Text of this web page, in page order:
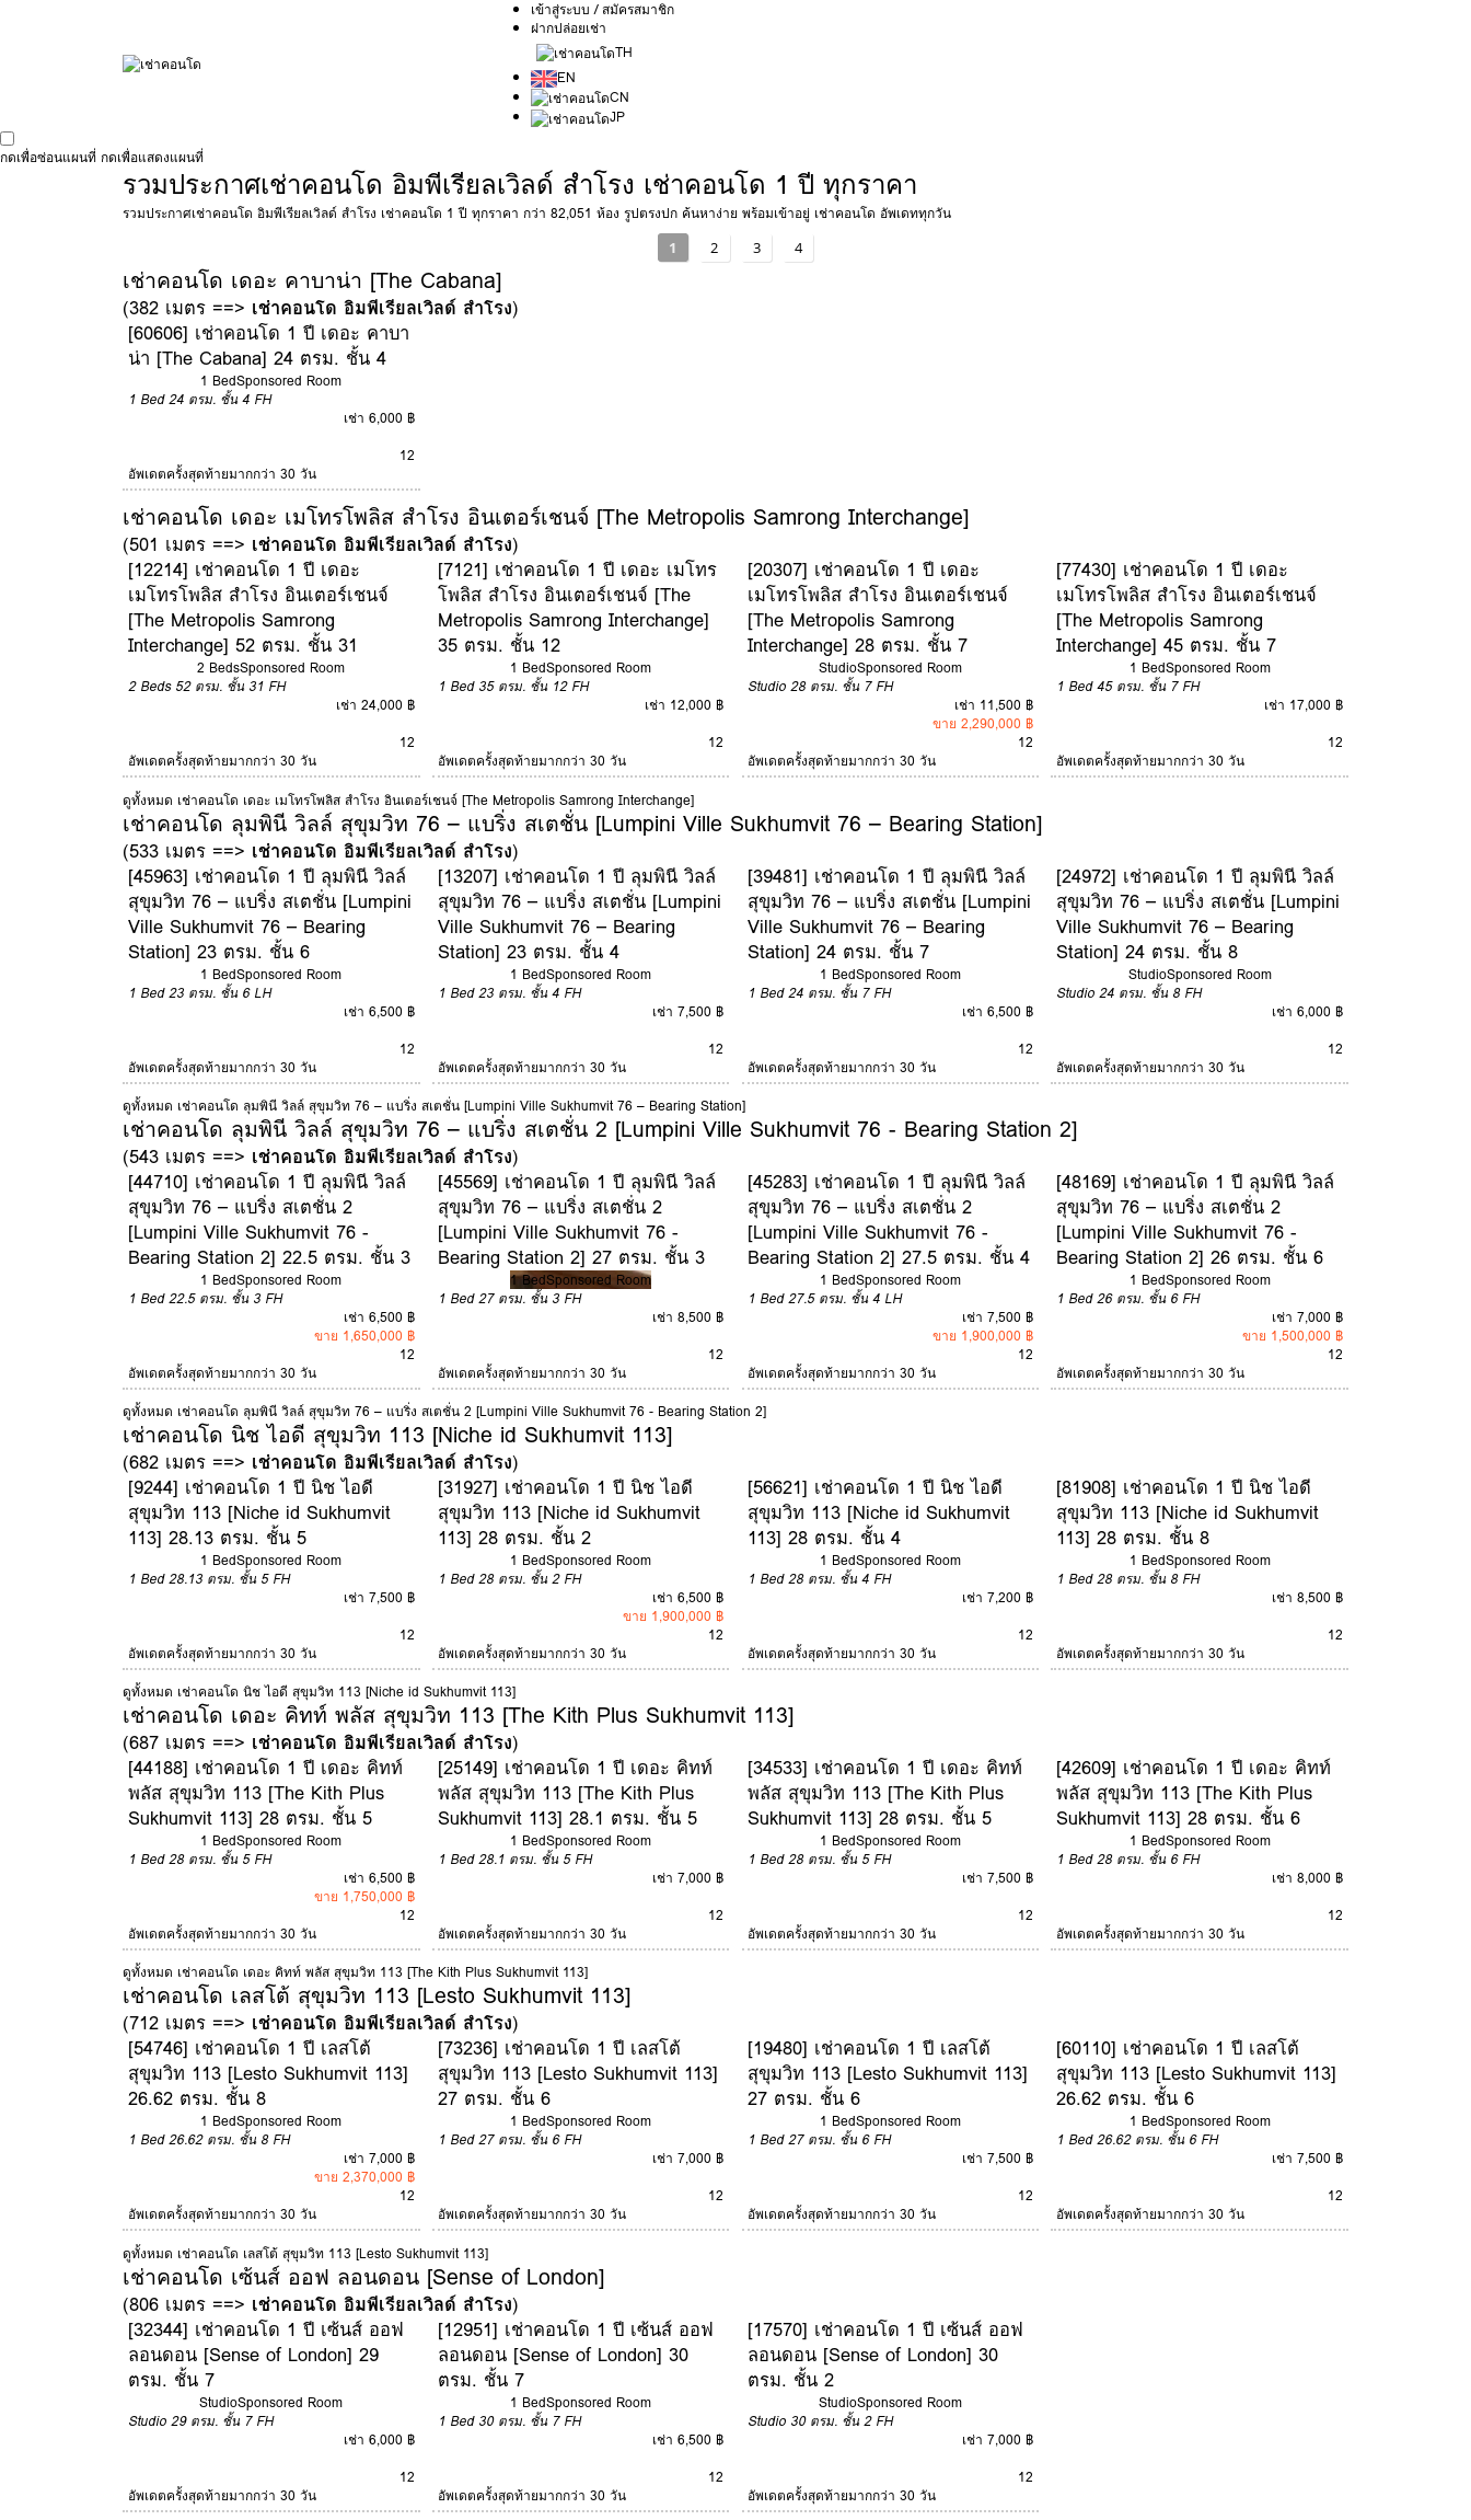
เข้าสู่ระบบ / สมัครสมาชิก
ฝากปล่อยเช่า
TH
EN
CN
JP
กดเพื่อซ่อนแผนที่ กดเพื่อแสดงแผนที่
รวมประกาศเช่าคอนโด อิมพีเรียลเวิลด์ สำโรง เช่าคอนโด 1 ปี ทุกราคา
รวมประกาศเช่าคอนโด อิมพีเรียลเวิลด์ สำโรง เช่าคอนโด 1 ปี ทุกราคา กว่า 82,051 ห้อง รูปตรงปก ค้นหาง่าย พร้อมเข้าอยู่ เช่าคอนโด อัพเดททุกวัน
1 2 3 4
เช่าคอนโด เดอะ คาบาน่า [The Cabana]
(382 เมตร ==> เช่าคอนโด อิมพีเรียลเวิลด์ สำโรง)
[60606] เช่าคอนโด 1 ปี เดอะ คาบา
น่า [The Cabana] 24 ตรม. ชั้น 4
1 BedSponsored Room
1 Bed 24 ตรม. ชั้น 4 FH
เช่า 6,000 ฿
12
อัพเดตครั้งสุดท้ายมากกว่า 30 วัน
เช่าคอนโด เดอะ เมโทรโพลิส สำโรง อินเตอร์เชนจ์ [The Metropolis Samrong Interchange]
(501 เมตร ==> เช่าคอนโด อิมพีเรียลเวิลด์ สำโรง)
[12214] เช่าคอนโด 1 ปี เดอะ
เมโทรโพลิส สำโรง อินเตอร์เชนจ์
[The Metropolis Samrong
Interchange] 52 ตรม. ชั้น 31
2 BedsSponsored Room
2 Beds 52 ตรม. ชั้น 31 FH
เช่า 24,000 ฿
12
อัพเดตครั้งสุดท้ายมากกว่า 30 วัน
[7121] เช่าคอนโด 1 ปี เดอะ เมโทร
โพลิส สำโรง อินเตอร์เชนจ์ [The
Metropolis Samrong Interchange]
35 ตรม. ชั้น 12
1 BedSponsored Room
1 Bed 35 ตรม. ชั้น 12 FH
เช่า 12,000 ฿
12
อัพเดตครั้งสุดท้ายมากกว่า 30 วัน
[20307] เช่าคอนโด 1 ปี เดอะ
เมโทรโพลิส สำโรง อินเตอร์เชนจ์
[The Metropolis Samrong
Interchange] 28 ตรม. ชั้น 7
StudioSponsored Room
Studio 28 ตรม. ชั้น 7 FH
เช่า 11,500 ฿
ขาย 2,290,000 ฿
12
อัพเดตครั้งสุดท้ายมากกว่า 30 วัน
[77430] เช่าคอนโด 1 ปี เดอะ
เมโทรโพลิส สำโรง อินเตอร์เชนจ์
[The Metropolis Samrong
Interchange] 45 ตรม. ชั้น 7
1 BedSponsored Room
1 Bed 45 ตรม. ชั้น 7 FH
เช่า 17,000 ฿
12
อัพเดตครั้งสุดท้ายมากกว่า 30 วัน
ดูทั้งหมด เช่าคอนโด เดอะ เมโทรโพลิส สำโรง อินเตอร์เชนจ์ [The Metropolis Samrong Interchange]
เช่าคอนโด ลุมพินี วิลล์ สุขุมวิท 76 – แบริ่ง สเตชั่น [Lumpini Ville Sukhumvit 76 – Bearing Station]
(533 เมตร ==> เช่าคอนโด อิมพีเรียลเวิลด์ สำโรง)
[45963] เช่าคอนโด 1 ปี ลุมพินี วิลล์
สุขุมวิท 76 – แบริ่ง สเตชั่น [Lumpini
Ville Sukhumvit 76 – Bearing
Station] 23 ตรม. ชั้น 6
1 BedSponsored Room
1 Bed 23 ตรม. ชั้น 6 LH
เช่า 6,500 ฿
12
อัพเดตครั้งสุดท้ายมากกว่า 30 วัน
[13207] เช่าคอนโด 1 ปี ลุมพินี วิลล์
สุขุมวิท 76 – แบริ่ง สเตชั่น [Lumpini
Ville Sukhumvit 76 – Bearing
Station] 23 ตรม. ชั้น 4
1 BedSponsored Room
1 Bed 23 ตรม. ชั้น 4 FH
เช่า 7,500 ฿
12
อัพเดตครั้งสุดท้ายมากกว่า 30 วัน
[39481] เช่าคอนโด 1 ปี ลุมพินี วิลล์
สุขุมวิท 76 – แบริ่ง สเตชั่น [Lumpini
Ville Sukhumvit 76 – Bearing
Station] 24 ตรม. ชั้น 7
1 BedSponsored Room
1 Bed 24 ตรม. ชั้น 7 FH
เช่า 6,500 ฿
12
อัพเดตครั้งสุดท้ายมากกว่า 30 วัน
[24972] เช่าคอนโด 1 ปี ลุมพินี วิลล์
สุขุมวิท 76 – แบริ่ง สเตชั่น [Lumpini
Ville Sukhumvit 76 – Bearing
Station] 24 ตรม. ชั้น 8
StudioSponsored Room
Studio 24 ตรม. ชั้น 8 FH
เช่า 6,000 ฿
12
อัพเดตครั้งสุดท้ายมากกว่า 30 วัน
ดูทั้งหมด เช่าคอนโด ลุมพินี วิลล์ สุขุมวิท 76 – แบริ่ง สเตชั่น [Lumpini Ville Sukhumvit 76 – Bearing Station]
เช่าคอนโด ลุมพินี วิลล์ สุขุมวิท 76 – แบริ่ง สเตชั่น 2 [Lumpini Ville Sukhumvit 76 - Bearing Station 2]
(543 เมตร ==> เช่าคอนโด อิมพีเรียลเวิลด์ สำโรง)
[44710] เช่าคอนโด 1 ปี ลุมพินี วิลล์
สุขุมวิท 76 – แบริ่ง สเตชั่น 2
[Lumpini Ville Sukhumvit 76 -
Bearing Station 2] 22.5 ตรม. ชั้น 3
1 BedSponsored Room
1 Bed 22.5 ตรม. ชั้น 3 FH
เช่า 6,500 ฿
ขาย 1,650,000 ฿
12
อัพเดตครั้งสุดท้ายมากกว่า 30 วัน
[45569] เช่าคอนโด 1 ปี ลุมพินี วิลล์
สุขุมวิท 76 – แบริ่ง สเตชั่น 2
[Lumpini Ville Sukhumvit 76 -
Bearing Station 2] 27 ตรม. ชั้น 3
1 BedSponsored Room
1 Bed 27 ตรม. ชั้น 3 FH
เช่า 8,500 ฿
12
อัพเดตครั้งสุดท้ายมากกว่า 30 วัน
[45283] เช่าคอนโด 1 ปี ลุมพินี วิลล์
สุขุมวิท 76 – แบริ่ง สเตชั่น 2
[Lumpini Ville Sukhumvit 76 -
Bearing Station 2] 27.5 ตรม. ชั้น 4
1 BedSponsored Room
1 Bed 27.5 ตรม. ชั้น 4 LH
เช่า 7,500 ฿
ขาย 1,900,000 ฿
12
อัพเดตครั้งสุดท้ายมากกว่า 30 วัน
[48169] เช่าคอนโด 1 ปี ลุมพินี วิลล์
สุขุมวิท 76 – แบริ่ง สเตชั่น 2
[Lumpini Ville Sukhumvit 76 -
Bearing Station 2] 26 ตรม. ชั้น 6
1 BedSponsored Room
1 Bed 26 ตรม. ชั้น 6 FH
เช่า 7,000 ฿
ขาย 1,500,000 ฿
12
อัพเดตครั้งสุดท้ายมากกว่า 30 วัน
ดูทั้งหมด เช่าคอนโด ลุมพินี วิลล์ สุขุมวิท 76 – แบริ่ง สเตชั่น 2 [Lumpini Ville Sukhumvit 76 - Bearing Station 2]
เช่าคอนโด นิช ไอดี สุขุมวิท 113 [Niche id Sukhumvit 113]
(682 เมตร ==> เช่าคอนโด อิมพีเรียลเวิลด์ สำโรง)
[9244] เช่าคอนโด 1 ปี นิช ไอดี
สุขุมวิท 113 [Niche id Sukhumvit
113] 28.13 ตรม. ชั้น 5
1 BedSponsored Room
1 Bed 28.13 ตรม. ชั้น 5 FH
เช่า 7,500 ฿
12
อัพเดตครั้งสุดท้ายมากกว่า 30 วัน
[31927] เช่าคอนโด 1 ปี นิช ไอดี
สุขุมวิท 113 [Niche id Sukhumvit
113] 28 ตรม. ชั้น 2
1 BedSponsored Room
1 Bed 28 ตรม. ชั้น 2 FH
เช่า 6,500 ฿
ขาย 1,900,000 ฿
12
อัพเดตครั้งสุดท้ายมากกว่า 30 วัน
[56621] เช่าคอนโด 1 ปี นิช ไอดี
สุขุมวิท 113 [Niche id Sukhumvit
113] 28 ตรม. ชั้น 4
1 BedSponsored Room
1 Bed 28 ตรม. ชั้น 4 FH
เช่า 7,200 ฿
12
อัพเดตครั้งสุดท้ายมากกว่า 30 วัน
[81908] เช่าคอนโด 1 ปี นิช ไอดี
สุขุมวิท 113 [Niche id Sukhumvit
113] 28 ตรม. ชั้น 8
1 BedSponsored Room
1 Bed 28 ตรม. ชั้น 8 FH
เช่า 8,500 ฿
12
อัพเดตครั้งสุดท้ายมากกว่า 30 วัน
ดูทั้งหมด เช่าคอนโด นิช ไอดี สุขุมวิท 113 [Niche id Sukhumvit 113]
เช่าคอนโด เดอะ คิทท์ พลัส สุขุมวิท 113 [The Kith Plus Sukhumvit 113]
(687 เมตร ==> เช่าคอนโด อิมพีเรียลเวิลด์ สำโรง)
[44188] เช่าคอนโด 1 ปี เดอะ คิทท์
พลัส สุขุมวิท 113 [The Kith Plus
Sukhumvit 113] 28 ตรม. ชั้น 5
1 BedSponsored Room
1 Bed 28 ตรม. ชั้น 5 FH
เช่า 6,500 ฿
ขาย 1,750,000 ฿
12
อัพเดตครั้งสุดท้ายมากกว่า 30 วัน
[25149] เช่าคอนโด 1 ปี เดอะ คิทท์
พลัส สุขุมวิท 113 [The Kith Plus
Sukhumvit 113] 28.1 ตรม. ชั้น 5
1 BedSponsored Room
1 Bed 28.1 ตรม. ชั้น 5 FH
เช่า 7,000 ฿
12
อัพเดตครั้งสุดท้ายมากกว่า 30 วัน
[34533] เช่าคอนโด 1 ปี เดอะ คิทท์
พลัส สุขุมวิท 113 [The Kith Plus
Sukhumvit 113] 28 ตรม. ชั้น 5
1 BedSponsored Room
1 Bed 28 ตรม. ชั้น 5 FH
เช่า 7,500 ฿
12
อัพเดตครั้งสุดท้ายมากกว่า 30 วัน
[42609] เช่าคอนโด 1 ปี เดอะ คิทท์
พลัส สุขุมวิท 113 [The Kith Plus
Sukhumvit 113] 28 ตรม. ชั้น 6
1 BedSponsored Room
1 Bed 28 ตรม. ชั้น 6 FH
เช่า 8,000 ฿
12
อัพเดตครั้งสุดท้ายมากกว่า 30 วัน
ดูทั้งหมด เช่าคอนโด เดอะ คิทท์ พลัส สุขุมวิท 113 [The Kith Plus Sukhumvit 113]
เช่าคอนโด เลสโต้ สุขุมวิท 113 [Lesto Sukhumvit 113]
(712 เมตร ==> เช่าคอนโด อิมพีเรียลเวิลด์ สำโรง)
[54746] เช่าคอนโด 1 ปี เลสโต้
สุขุมวิท 113 [Lesto Sukhumvit 113]
26.62 ตรม. ชั้น 8
1 BedSponsored Room
1 Bed 26.62 ตรม. ชั้น 8 FH
เช่า 7,000 ฿
ขาย 2,370,000 ฿
12
อัพเดตครั้งสุดท้ายมากกว่า 30 วัน
[73236] เช่าคอนโด 1 ปี เลสโต้
สุขุมวิท 113 [Lesto Sukhumvit 113]
27 ตรม. ชั้น 6
1 BedSponsored Room
1 Bed 27 ตรม. ชั้น 6 FH
เช่า 7,000 ฿
12
อัพเดตครั้งสุดท้ายมากกว่า 30 วัน
[19480] เช่าคอนโด 1 ปี เลสโต้
สุขุมวิท 113 [Lesto Sukhumvit 113]
27 ตรม. ชั้น 6
1 BedSponsored Room
1 Bed 27 ตรม. ชั้น 6 FH
เช่า 7,500 ฿
12
อัพเดตครั้งสุดท้ายมากกว่า 30 วัน
[60110] เช่าคอนโด 1 ปี เลสโต้
สุขุมวิท 113 [Lesto Sukhumvit 113]
26.62 ตรม. ชั้น 6
1 BedSponsored Room
1 Bed 26.62 ตรม. ชั้น 6 FH
เช่า 7,500 ฿
12
อัพเดตครั้งสุดท้ายมากกว่า 30 วัน
ดูทั้งหมด เช่าคอนโด เลสโต้ สุขุมวิท 113 [Lesto Sukhumvit 113]
เช่าคอนโด เซ้นส์ ออฟ ลอนดอน [Sense of London]
(806 เมตร ==> เช่าคอนโด อิมพีเรียลเวิลด์ สำโรง)
[32344] เช่าคอนโด 1 ปี เซ้นส์ ออฟ
ลอนดอน [Sense of London] 29
ตรม. ชั้น 7
StudioSponsored Room
Studio 29 ตรม. ชั้น 7 FH
เช่า 6,000 ฿
12
อัพเดตครั้งสุดท้ายมากกว่า 30 วัน
[12951] เช่าคอนโด 1 ปี เซ้นส์ ออฟ
ลอนดอน [Sense of London] 30
ตรม. ชั้น 7
1 BedSponsored Room
1 Bed 30 ตรม. ชั้น 7 FH
เช่า 6,500 ฿
12
อัพเดตครั้งสุดท้ายมากกว่า 30 วัน
[17570] เช่าคอนโด 1 ปี เซ้นส์ ออฟ
ลอนดอน [Sense of London] 30
ตรม. ชั้น 2
StudioSponsored Room
Studio 30 ตรม. ชั้น 2 FH
เช่า 7,000 ฿
12
อัพเดตครั้งสุดท้ายมากกว่า 30 วัน